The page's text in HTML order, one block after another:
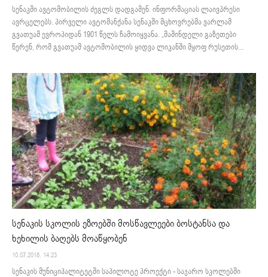
სენაკში ავტომობილის ძეგლს დადგამენ. ინფორმაციას ლაივპრესი
ავრცელებს. პირველი ავტომანქანა სენაკში მცხოვრებმა ვარლამ
გვათუამ ევროპიდან 1901 წელს ჩამოიყვანა. „მაშინდელი გაზეთები
წერენ, რომ გვათუამ ავტომობილის ყიდვა ლიკანში მყოფ რუსეთის...
სენაკის სკოლის ეზოებში მოსწავლეები ბოსტანსა და
ხეხილის ბაღებს მოაწყობენ
10.07.2018. 14:23
სენაკის მუნიციპალიტეტში საპილოტე პროექტი - საჯარო სკოლებში